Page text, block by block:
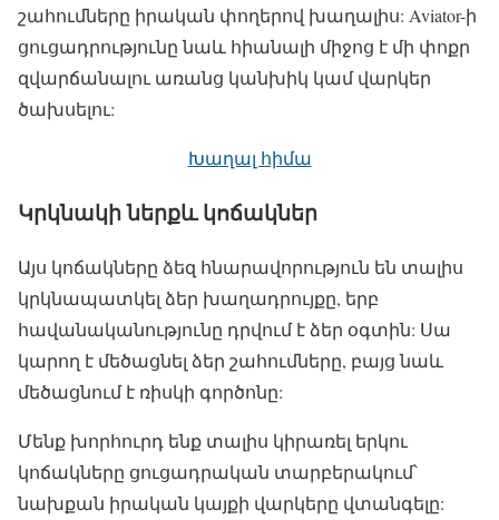
շահումները իրական փողերով խաղալիս: Aviator-ի
ցուցադրությունը նաև հիանալի միջոց է մի փոքր
զվարճանալու առանց կանխիկ կամ վարկեր
ծախսելու:
Խաղալ հիմա
Կրկնակի ներքև կոճակներ
Այս կոճակները ձեզ հնարավորություն են տալիս
կրկնապատկել ձեր խաղադրույքը, երբ
հավանականությունը դրվում է ձեր օգտին: Սա
կարող է մեծացնել ձեր շահումները, բայց նաև
մեծացնում է ռիսկի գործոնը:
Մենք խորհուրդ ենք տալիս կիրառել երկու
կոճակները ցուցադրական տարբերակում՝
նախքան իրական կայքի վարկերը վտանգելը: